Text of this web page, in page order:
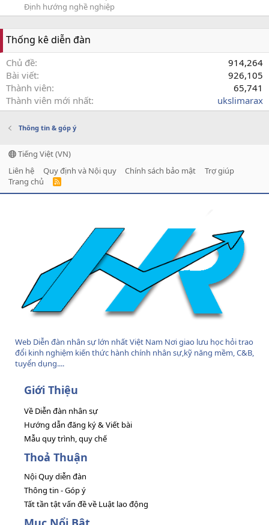
Định hướng nghề nghiệp
Thống kê diễn đàn
Chủ đề
914,264
Bài viết
926,105
Thành viên
65,741
Thành viên mới nhất
ukslimarax
Thông tin & góp ý
Tiếng Việt (VN)
Liên hệ
Quy định và Nội quy Chính sách bảo mật
Trợ giúp
Trang chủ
R
Web Diễn đàn nhân sự lớn nhất Việt Nam Nơi giao lưu học hỏi trao
đổi kinh nghiệm kiến thức hành chính nhân sự,kỹ năng mềm, C&B,
tuyển dụng....
Giới Thiệu
Về Diễn đàn nhân sự
Hướng dẫn đăng ký & Viết bài
Mẫu quy trình, quy chế
Thoả Thuận
Nội Quy diễn đàn
Thông tin - Góp ý
Tất tần tật vấn đề về Luật lao động